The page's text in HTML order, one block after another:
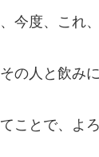
今度、これ
の人と飲み
ことで、よ